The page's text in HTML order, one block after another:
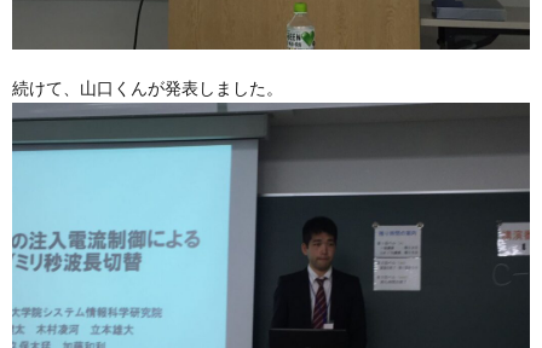
続けて、山口くんが発表しました。